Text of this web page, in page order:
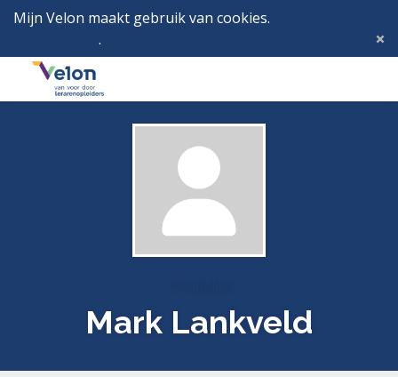
Mijn Velon maakt gebruik van cookies.
.
Menu
Mark Lankveld